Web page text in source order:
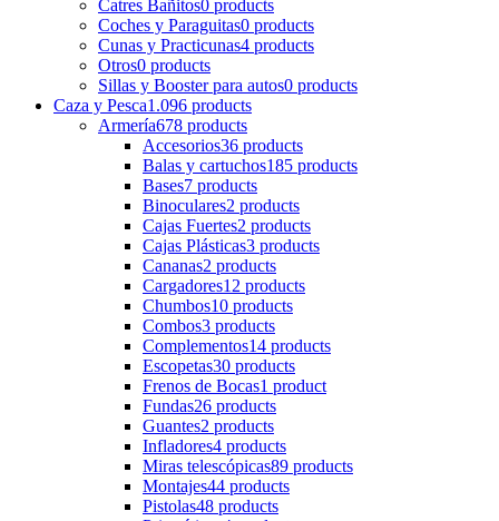
Catres Bañitos0 products
Coches y Paraguitas0 products
Cunas y Practicunas4 products
Otros0 products
Sillas y Booster para autos0 products
Caza y Pesca1.096 products
Armería678 products
Accesorios36 products
Balas y cartuchos185 products
Bases7 products
Binoculares2 products
Cajas Fuertes2 products
Cajas Plásticas3 products
Cananas2 products
Cargadores12 products
Chumbos10 products
Combos3 products
Complementos14 products
Escopetas30 products
Frenos de Bocas1 product
Fundas26 products
Guantes2 products
Infladores4 products
Miras telescópicas89 products
Montajes44 products
Pistolas48 products